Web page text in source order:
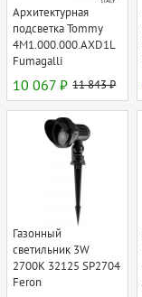
Архитектурная
подсветка Tommy
4M1.000.000.AXD1L
Fumagalli
10 067 ₽ 11 843 ₽
Газонный
светильник 3W
2700К 32125 SP2704
Feron